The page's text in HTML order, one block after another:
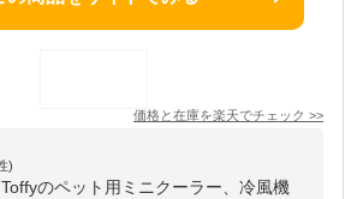
価格と在庫を楽天でチェック >>
)
のペット用ミニクーラー、冷風機